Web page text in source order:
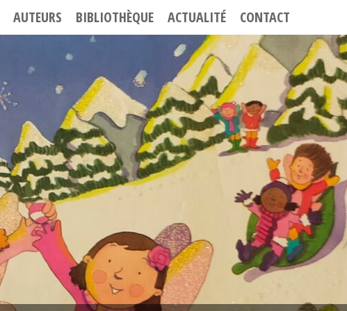
AUTEURS BIBLIOTHÈQUE ACTUALITÉ CONTACT